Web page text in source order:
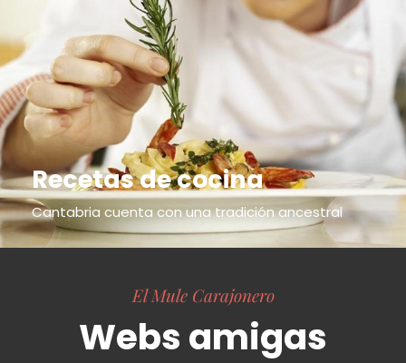
Recetas de cocina
Cantabria cuenta con una tradición ancestral
El Mule Carajonero
Webs amigas